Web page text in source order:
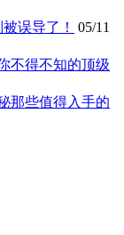
误导了！
05/11
不得不知的顶级
那些值得入手的